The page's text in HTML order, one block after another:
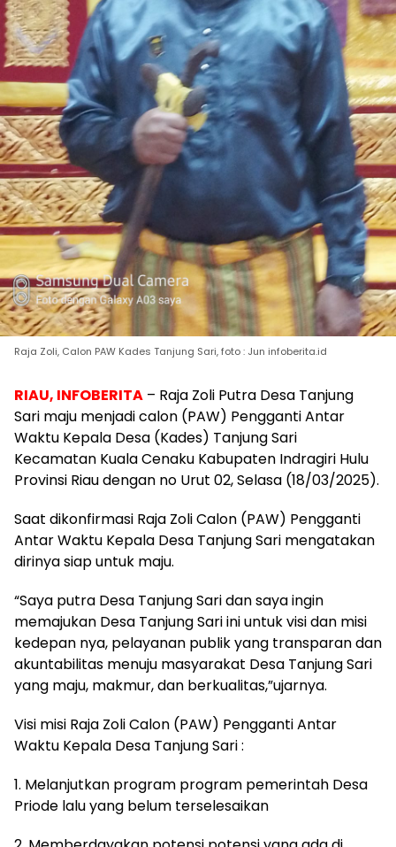
Raja Zoli, Calon PAW Kades Tanjung Sari, foto : Jun infoberita.id
RIAU, INFOBERITA – Raja Zoli Putra Desa Tanjung
Sari maju menjadi calon (PAW) Pengganti Antar
Waktu Kepala Desa (Kades) Tanjung Sari
Kecamatan Kuala Cenaku Kabupaten Indragiri Hulu
Provinsi Riau dengan no Urut 02, Selasa (18/03/2025).
Saat dikonfirmasi Raja Zoli Calon (PAW) Pengganti
Antar Waktu Kepala Desa Tanjung Sari mengatakan
dirinya siap untuk maju.
“Saya putra Desa Tanjung Sari dan saya ingin
memajukan Desa Tanjung Sari ini untuk visi dan misi
kedepan nya, pelayanan publik yang transparan dan
akuntabilitas menuju masyarakat Desa Tanjung Sari
yang maju, makmur, dan berkualitas,”ujarnya.
Visi misi Raja Zoli Calon (PAW) Pengganti Antar
Waktu Kepala Desa Tanjung Sari :
1. Melanjutkan program program pemerintah Desa
Priode lalu yang belum terselesaikan